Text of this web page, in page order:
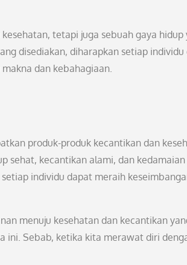
tetapi juga sebuah gaya hidup
disediakan, diharapkan setiap individu
dan kebahagiaan.
produk-produk kecantikan dan
sehat, kecantikan alami, dan
individu dapat meraih
menuju kesehatan dan kecantikan
ini. Sebab, ketika kita merawat diri